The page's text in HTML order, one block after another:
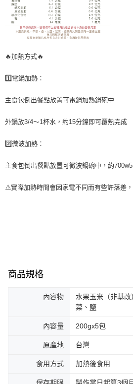
🔥加熱方式🔥
1️⃣電鍋加熱：
主食包倒出餐點放置可電鍋加熱鍋碗中
外鍋放3/4～1杯水，約15分鐘即可覆熱完成
2️⃣微波加熱：
主食包倒出餐點放置可微波鍋碗中，約
⚠️實際加熱時間會因家電不同而有些許落差
商品規格
內容物
水果玉米（非基
菜、鹽
內容量 200gx5包
原產地 台灣
食用方式 加熱後食用
保存期限
製作當日起算3個